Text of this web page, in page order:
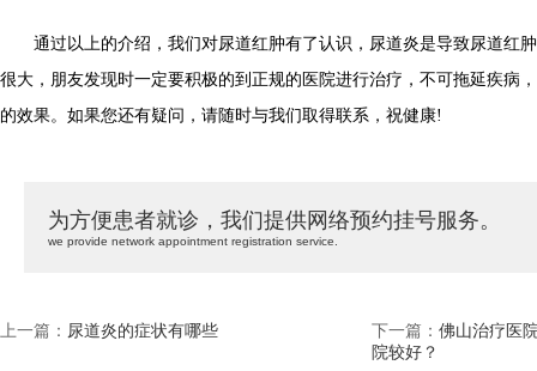
通过以上的介绍，我们对尿道红肿有了认识，尿道炎是导致尿道红
很大，朋友发现时一定要积极的到正规的医院进行治疗，不可拖延疾病
的效果。如果您还有疑问，请随时与我们取得联系，祝健康!
为方便患者就诊，我们提供网络预约挂号服务。
we provide network appointment registration service.
上一篇： 尿道炎的症状有哪些 下一篇： 佛山治疗医
院较好？